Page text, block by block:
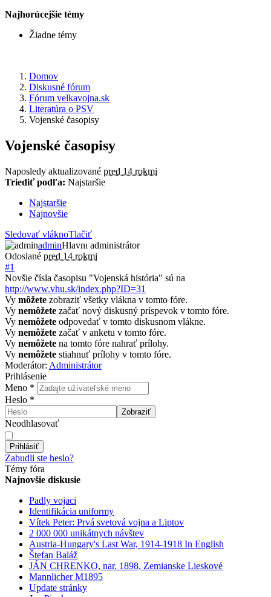
Najhorúcejšie témy
Žiadne témy
Domov
Diskusné fórum
Fórum velkavojna.sk
Literatúra o PSV
Vojenské časopisy
Vojenské časopisy
Naposledy aktualizované pred 14 rokmi
Triediť podľa: Najstaršie
Najstaršie
Najnovšie
Sledovať vláknoTlačiť
adminHlavnı administrátor
Odoslané pred 14 rokmi
#1
Novšie čísla časopisu "Vojenská história" sú na
http://www.vhu.sk/index.php?ID=31
Vy môžete zobraziť všetky vlákna v tomto fóre.
Vy nemôžete začať nový diskusný príspevok v tomto fóre.
Vy nemôžete odpovedať v tomto diskusnom vlákne.
Vy nemôžete začať v anketu v tomto fóre.
Vy nemôžete na tomto fóre nahrať prílohy.
Vy nemôžete stiahnuť prílohy v tomto fóre.
Moderátor: Administrátor
Prihlásenie
Meno *
Heslo *
Zobraziť
Neodhlasovať
Prihlásiť
Zabudli ste heslo?
Témy fóra
Najnovšie diskusie
Padly vojaci
Identifikácia uniformy
Vítek Peter: Prvá svetová vojna a Liptov
2 000 000 unikátnych návštev
Austria-Hungary's Last War, 1914-1918 In English
Štefan Baláž
JÁN CHRENKO, nar. 1898, Zemianske Lieskové
Mannlicher M1895
Update stránky